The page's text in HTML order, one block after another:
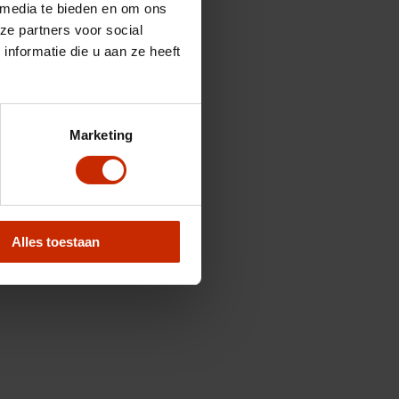
te bieden en om ons
partners voor social
die u aan ze heeft
Marketing
Alles toestaan